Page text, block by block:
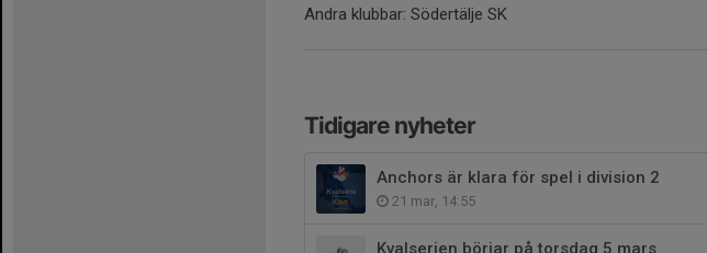
Andra klubbar: Södertälje SK
Tidigare nyheter
Anchors är klara för spel i division 2
21 mar, 14:55
Kvalserien börjar på torsdag 5 mars